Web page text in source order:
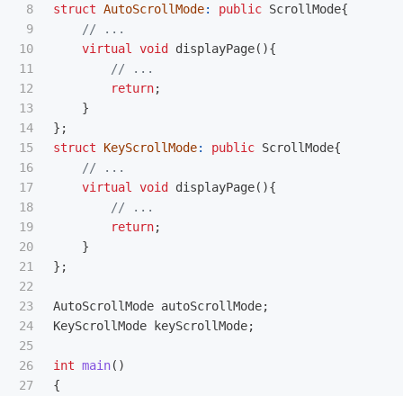
8
9
10
11
12
13
14
15
16
17
18
19
20
21
22
23
24
25
26
27
struct AutoScrollMode: public ScrollMode{
// ...
virtual
void displayPage(){
// ...
return;
}
};
struct
KeyScrollMode: public ScrollMode{
// ...
virtual
void displayPage(){
// ...
return;
}
};
AutoScrollMode autoScrollMode;
KeyScrollMode
keyScrollMode;
int main()
{